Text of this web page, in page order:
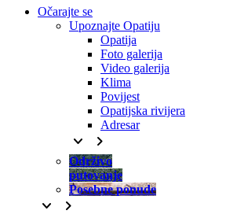
Očarajte se
Upoznajte Opatiju
Opatija
Foto galerija
Video galerija
Klima
Povijest
Opatijska rivijera
Adresar
keyboard_arrow_down keyboard_arrow_right
Održivo
putovanje
Posebne ponude
keyboard_arrow_down keyboard_arrow_right